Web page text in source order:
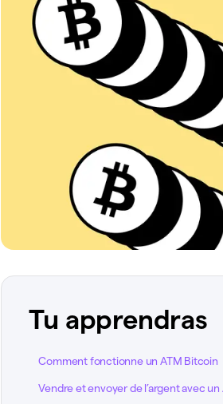
Tu apprendras
Comment fonctionne un ATM Bitcoin
Vendre et envoyer de l’argent avec